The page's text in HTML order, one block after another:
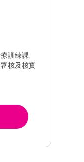
訓練課
核及核實